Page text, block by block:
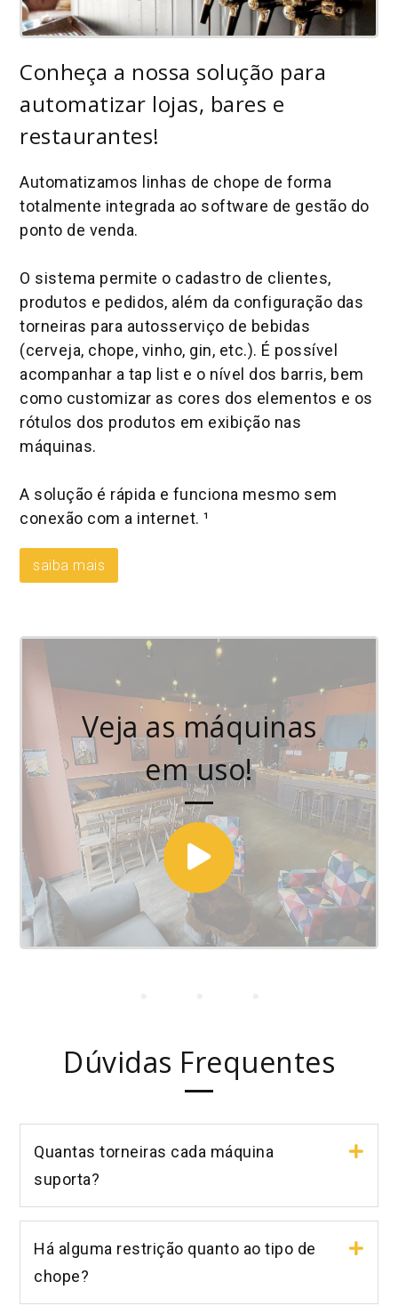
Conheça a nossa solução para
automatizar lojas, bares e
restaurantes!
Automatizamos linhas de chope de forma
totalmente integrada ao software de gestão do
ponto de venda.
O sistema permite o cadastro de clientes,
produtos e pedidos, além da configuração das
torneiras para autosserviço de bebidas
(cerveja, chope, vinho, gin, etc.). É possível
acompanhar a tap list e o nível dos barris, bem
como customizar as cores dos elementos e os
rótulos dos produtos em exibição nas
máquinas.
A solução é rápida e funciona mesmo sem
conexão com a internet. ¹
saiba mais
Veja as máquinas
em uso!
Dúvidas Frequentes
Quantas torneiras cada máquina
suporta?
Há alguma restrição quanto ao tipo de
chope?